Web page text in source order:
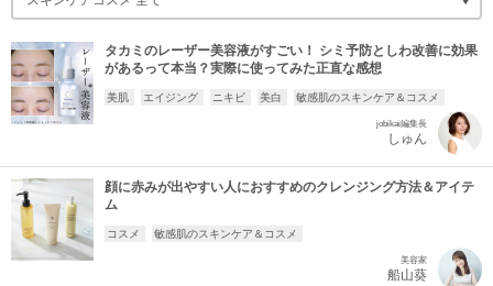
タカミのレーザー美容液がすごい！ シミ予防としわ改善に効果
があるって本当？実際に使ってみた正直な感想
美肌 エイジング ニキビ 美白 敏感肌のスキンケア＆コスメ
jobikai編集長
しゅん
顔に赤みが出やすい人におすすめのクレンジング方法＆アイテ
ム
コスメ 敏感肌のスキンケア＆コスメ
美容家
船山葵